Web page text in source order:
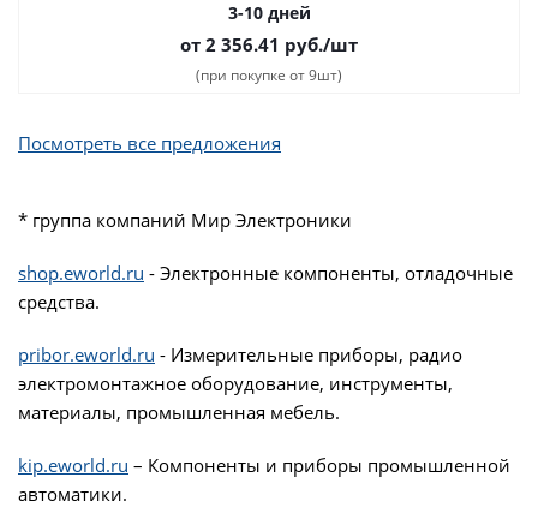
3-10 дней
от 2 356.41 руб./шт
(при покупке от 9шт)
Посмотреть все предложения
* группа компаний Мир Электроники
shop.eworld.ru - Электронные компоненты, отладочные
средства.
pribor.eworld.ru - Измерительные приборы, радио
электромонтажное оборудование, инструменты,
материалы, промышленная мебель.
kip.eworld.ru – Компоненты и приборы промышленной
автоматики.